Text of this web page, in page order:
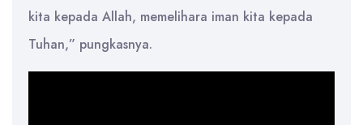
kita kepada Allah, memelihara iman kita kepada
Tuhan,” pungkasnya.